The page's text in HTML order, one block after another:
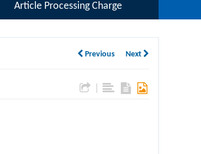
Article Processing Charge
Previous Next